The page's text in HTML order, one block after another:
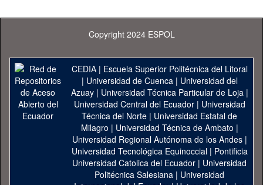
Copyright 2024 ESPOL
CEDIA| Escuela Superior Politécnica del Litoral
| Universidad de Cuenca| Universidad del
Azuay| Universidad Técnica Particular de Loja|
Universidad Central del Ecuador| Universidad
Técnica del Norte | Universidad Estatal de
Milagro | Universidad Técnica de Ambato |
Universidad Regional Autónoma de los Andes|
Universidad Tecnológica Equinoccial| Pontificia
Universidad Catolica del Ecuador | Universidad
Politécnica Salesiana | Universidad